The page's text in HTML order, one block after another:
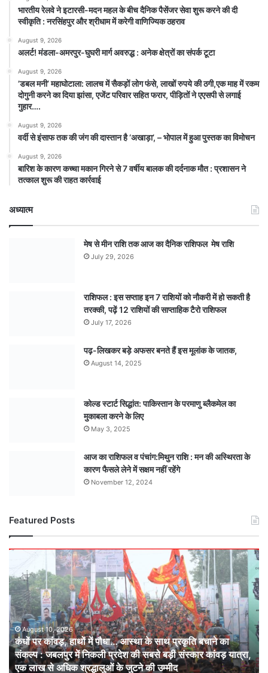
भारतीय रेलवे ने इटारसी-मदन महल के बीच दैनिक पैसेंजर सेवा शुरू करने की दी
स्वीकृति : नरसिंहपुर और श्रीधाम में करेगी वाणिज्यिक ठहराव
August 9, 2026
अलर्ट! मंडला-अमरपुर-घुघरी मार्ग अवरुद्ध : अनेक क्षेत्रों का संपर्क टूटा
August 9, 2026
​’डबल मनी’ महाघोटाला: लालच में सैकड़ों लोग फंसे, लाखों रुपये की ठगी,एक माह में रकम
दोगुनी करने का दिया झांसा, एजेंट परिवार सहित फरार, पीड़ितों ने एएसपी से लगाई
गुहार….
August 9, 2026
वर्दी से इंसाफ तक की जंग की दास्तान है ‘अखाड़ा’, – भोपाल में हुआ पुस्तक का विमोचन
August 9, 2026
बारिश के कारण कच्चा मकान गिरने से 7 वर्षीय बालक की दर्दनाक मौत : प्रशासन ने
तत्काल शुरू की राहत कार्रवाई
अध्यात्म
मेष से मीन राशि तक आज का दैनिक राशिफल मेष राशि
July 29, 2026
राशिफल : इस सप्ताह इन 7 राशियों को नौकरी में हो सकती है
तरक्की, पढ़ें 12 राशियों की साप्ताहिक टैरो राशिफल
July 17, 2026
पढ़-लिखकर बड़े अफसर बनते हैं इस मूलांक के जातक,
August 14, 2025
कोल्ड स्टार्ट सिद्धांत: पाकिस्तान के परमाणु ब्लैकमेल का
मुकाबला करने के लिए
May 3, 2025
आज का राशिफल व पंचांग:मिथुन राशि : मन की अस्थिरता के
कारण फैसले लेने में सक्षम नहीं रहेंगे
November 12, 2024
Featured Posts
कंधों
कांवड़,
हाथों
में
पौधा…
आस्था
के
साथ
प्रकृति
August 10, 2026
कंधों पर कांवड़, हाथों में पौधा… आस्था के साथ प्रकृति बचाने का
संकल्प : जबलपुर में निकली प्रदेश की सबसे बड़ी संस्कार कांवड़ यात्रा,
एक लाख से अधिक श्रद्धालुओं के जुटने की उम्मीद